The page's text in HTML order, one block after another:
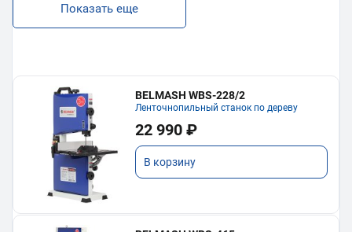
Показать еще
BELMASH WBS-228/2
Ленточнопильный станок по дереву
22 990 ₽
В корзину